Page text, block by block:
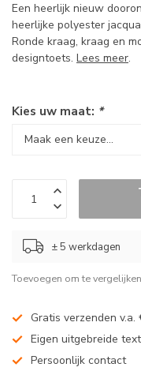
Een heerlijk nieuw
heerlijke polyester
Ronde kraag, kraag en
designtoets. Lees meer.
Kies uw maat: *
± 5 werkdagen
Toevoegen om te vergelijken
Gratis verzenden v.a.
Eigen uitgebreide
Persoonlijk contact